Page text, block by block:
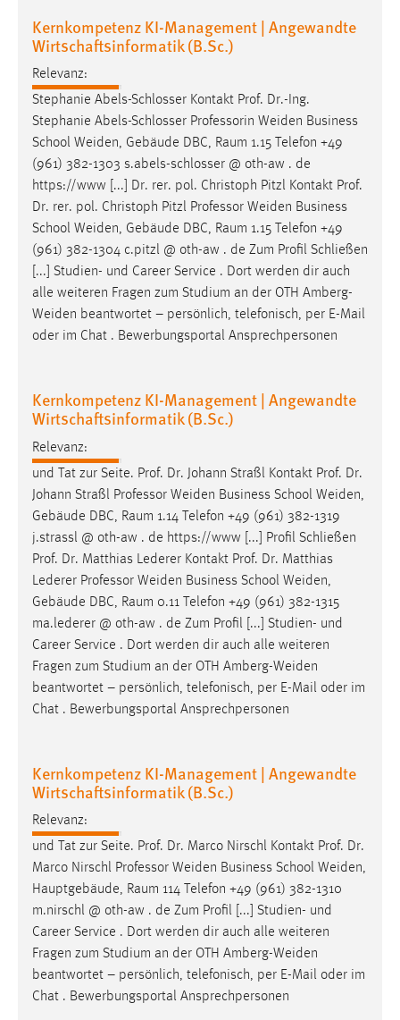
Kernkompetenz KI-Management | Angewandte
Wirtschaftsinformatik (B.Sc.)
Relevanz:
Stephanie Abels-Schlosser Kontakt Prof. Dr.-Ing.
Stephanie Abels-Schlosser Professorin Weiden Business
School Weiden, Gebäude DBC, Raum 1.15 Telefon +49
(961) 382-1303 s.abels-schlosser @ oth-aw . de
https://www [...] Dr. rer. pol. Christoph Pitzl Kontakt Prof.
Dr. rer. pol. Christoph Pitzl Professor Weiden Business
School Weiden, Gebäude DBC, Raum 1.15 Telefon +49
(961) 382-1304 c.pitzl @ oth-aw . de Zum Profil Schließen
[...] Studien- und Career Service . Dort werden dir auch
alle weiteren Fragen zum Studium an der OTH Amberg-
Weiden beantwortet – persönlich, telefonisch, per E-Mail
oder im Chat . Bewerbungsportal Ansprechpersonen
Kernkompetenz KI-Management | Angewandte
Wirtschaftsinformatik (B.Sc.)
Relevanz:
und Tat zur Seite. Prof. Dr. Johann Straßl Kontakt Prof. Dr.
Johann Straßl Professor Weiden Business School Weiden,
Gebäude DBC, Raum 1.14 Telefon +49 (961) 382-1319
j.strassl @ oth-aw . de https://www [...] Profil Schließen
Prof. Dr. Matthias Lederer Kontakt Prof. Dr. Matthias
Lederer Professor Weiden Business School Weiden,
Gebäude DBC, Raum 0.11 Telefon +49 (961) 382-1315
ma.lederer @ oth-aw . de Zum Profil [...] Studien- und
Career Service . Dort werden dir auch alle weiteren
Fragen zum Studium an der OTH Amberg-Weiden
beantwortet – persönlich, telefonisch, per E-Mail oder im
Chat . Bewerbungsportal Ansprechpersonen
Kernkompetenz KI-Management | Angewandte
Wirtschaftsinformatik (B.Sc.)
Relevanz:
und Tat zur Seite. Prof. Dr. Marco Nirschl Kontakt Prof. Dr.
Marco Nirschl Professor Weiden Business School Weiden,
Hauptgebäude, Raum 114 Telefon +49 (961) 382-1310
m.nirschl @ oth-aw . de Zum Profil [...] Studien- und
Career Service . Dort werden dir auch alle weiteren
Fragen zum Studium an der OTH Amberg-Weiden
beantwortet – persönlich, telefonisch, per E-Mail oder im
Chat . Bewerbungsportal Ansprechpersonen